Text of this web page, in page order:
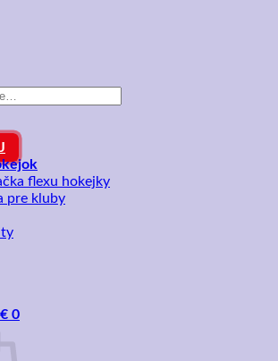
flexu hokejky
pre kluby
€ 0